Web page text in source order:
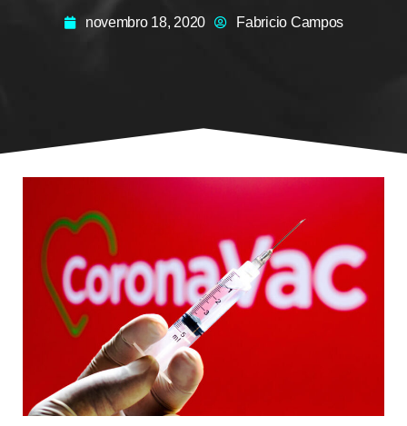
novembro 18, 2020 Fabricio Campos